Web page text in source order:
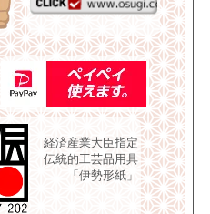
経済産業大臣指定
伝統的工芸品用具
「伊勢形紙」